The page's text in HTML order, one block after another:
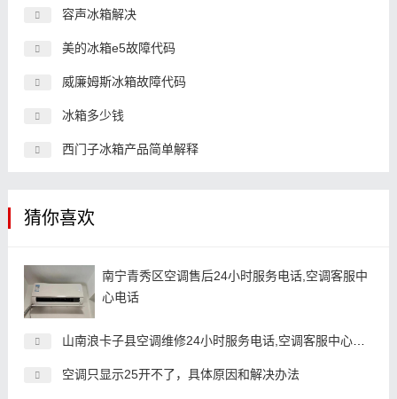
容声冰箱解决
美的冰箱e5故障代码
威廉姆斯冰箱故障代码
冰箱多少钱
西门子冰箱产品简单解释
猜你喜欢
南宁青秀区空调售后24小时服务电话,空调客服中
心电话
山南浪卡子县空调维修24小时服务电话,空调客服中心电话
空调只显示25开不了，具体原因和解决办法